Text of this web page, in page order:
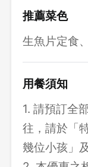
推薦菜色
生魚片定食
用餐須知
1. 請預訂全
往，請於「
幾位小孩」